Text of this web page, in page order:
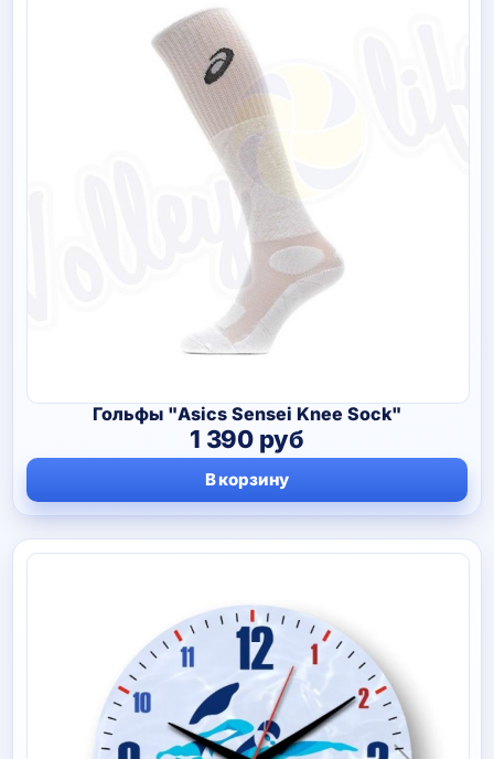
Гольфы "Asics Sensei Knee Sock"
1 390 руб
В корзину